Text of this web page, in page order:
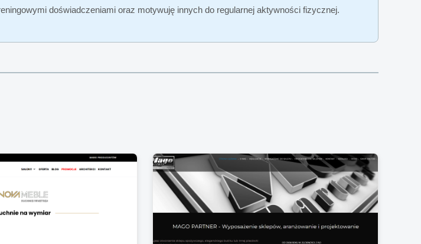
doświadczeniami oraz motywuję innych do regularnej aktywności fizycznej.